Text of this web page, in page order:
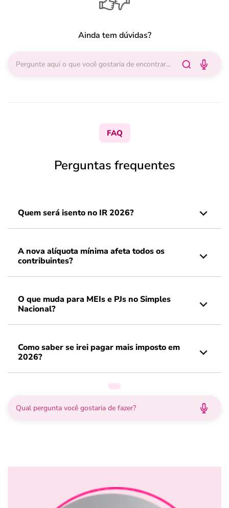
Ainda tem dúvidas?
FAQ
Perguntas frequentes
Quem será isento no IR 2026?
A nova alíquota mínima afeta todos os
contribuintes?
O que muda para MEIs e PJs no Simples
Nacional?
Como saber se irei pagar mais imposto em
2026?